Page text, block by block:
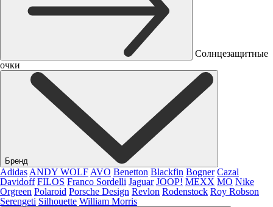
Солнцезащитные
очки
Бренд
Adidas ANDY WOLF AVO Benetton Blackfin Bogner Cazal
Davidoff FILOS Franco Sordelli Jaguar JOOP! MEXX MO Nike
Orgreen Polaroid Porsche Design Revlon Rodenstock Roy Robson
Serengeti Silhouette William Morris